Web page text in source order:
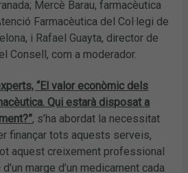
Mercè Barau, farmacèutica
Farmacèutica del Col·legi de
i Rafael Guayta, director de
Consell, com a moderador.
“El valor econòmic dels
Qui estarà disposat a
, s’ha abordat la necessitat
finançar tots aquests serveis,
aquest creixement professional
marge d’un medicament cada